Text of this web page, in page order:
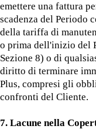
emettere una fattura
scadenza del Periodo
della tariffa di
o prima dell'inizio del
Sezione 8) o di
diritto di terminare
Plus, compresi gli
confronti del Cliente.
7. Lacune nella